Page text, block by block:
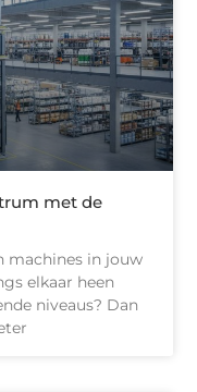
met de
machines in jouw
elkaar heen
niveaus? Dan